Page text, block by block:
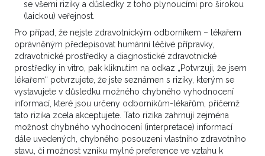
kombinovaného hepatocelulárneho a
cholangiocelulárneho karcinómu
5. 9. 2024 11:08
Dobrý deň vážené kolégium, Ide o 67-ročného
pac. s dg. Kombinovaný hepatocelulárny a
cholangiocelulárny karcinóm S8,7,6,5,4 pečene, po
2 etapovej ALLPS 20.02. a 04.03.2024, pT3 cN0
cM0- III.A kl.št., predoperačné onkomarkery : CEA v
norme ....CA 19-9...
se všemi riziky a důsledky z toho plynoucími pro širokou
(laickou) veřejnost.
Pro případ, že nejste zdravotnickým odborníkem – lékařem
oprávněným předepisovat humánní léčivé přípravky,
zdravotnické prostředky a diagnostické zdravotnické
prostředky in vitro, pak kliknutím na odkaz „Potvrzuji, že jsem
lékařem“ potvrzujete, že jste seznámen s riziky, kterým se
vystavujete v důsledku možného chybného vyhodnocení
informací, které jsou určeny odborníkům-lékařům, přičemž
tato rizika zcela akceptujete. Tato rizika zahrnují zejména
možnost chybného vyhodnocení (interpretace) informací
dále uvedených, chybného posouzení vlastního zdravotního
stavu, či možnost vzniku mylné preference ve vztahu k